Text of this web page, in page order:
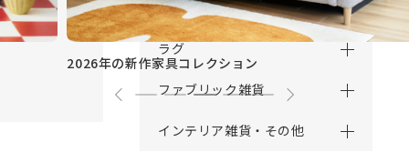
カーテン
ラグ
ファブリック雑貨
インテリア雑貨・その他
2026年の新作家具コレクション